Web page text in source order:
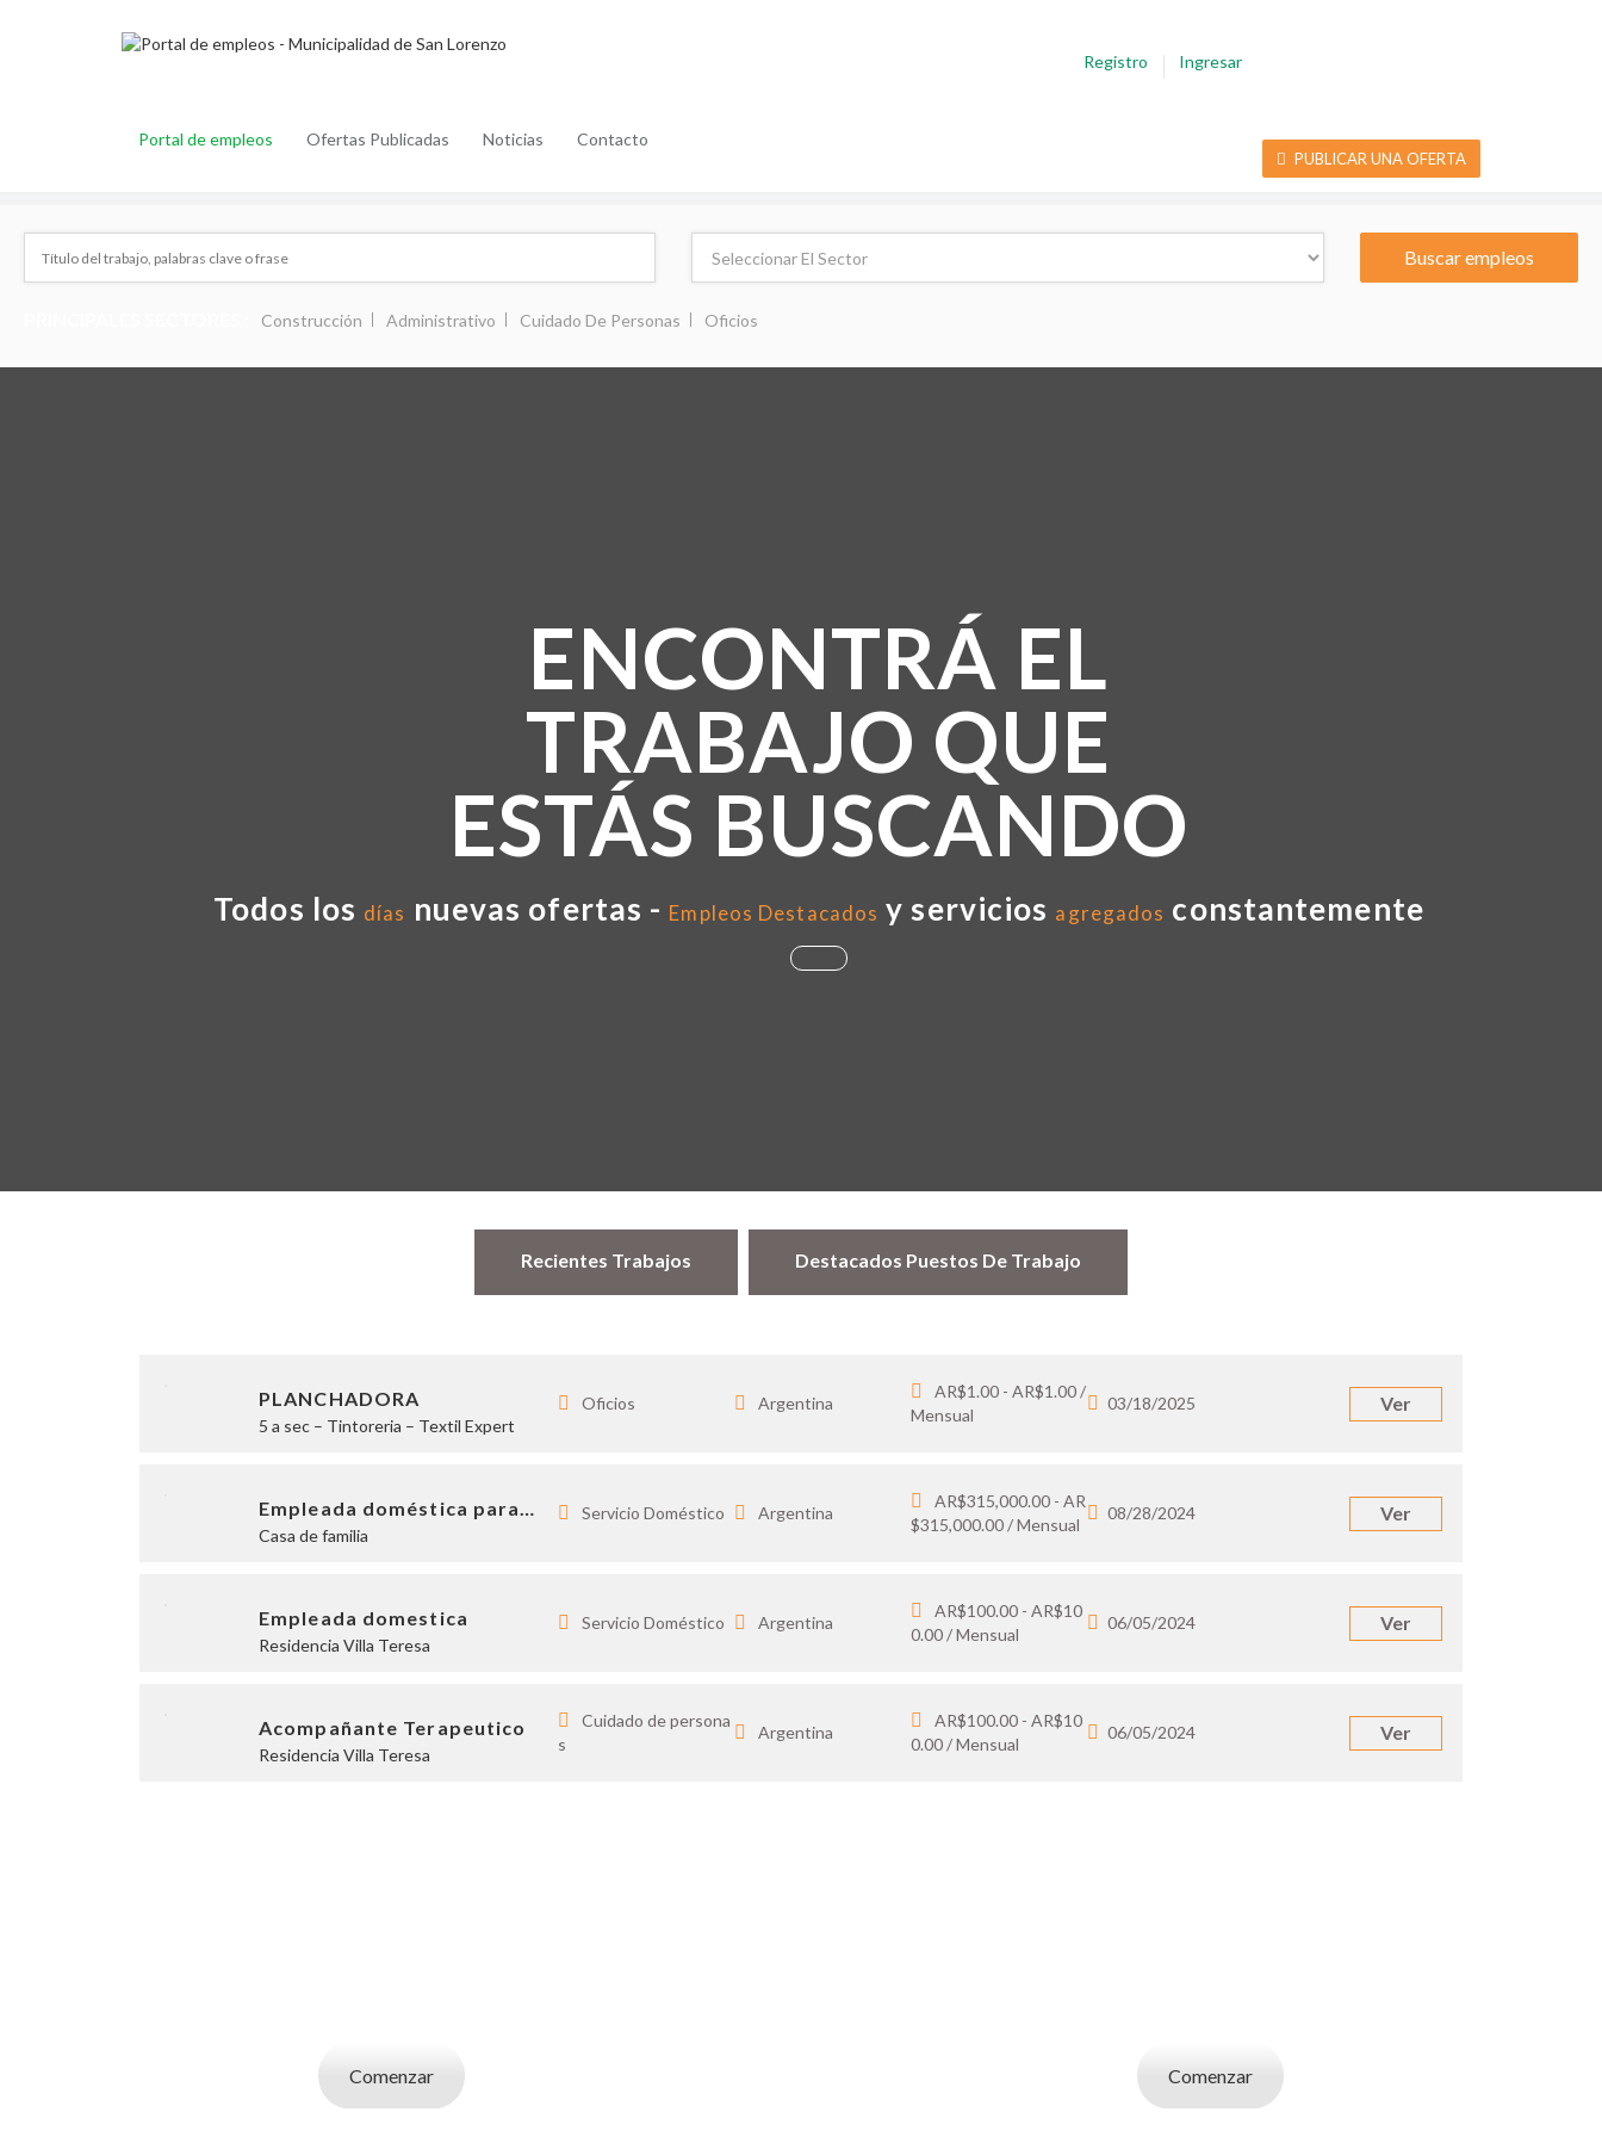
Portal de empleos Ofertas Publicadas Noticias Contacto
Registro Ingresar
PUBLICAR UNA OFERTA
Construcción Administrativo Cuidado De Personas Oficios
ENCONTRÁ EL
TRABAJO QUE
ESTÁS BUSCANDO
Todos los días nuevas ofertas - Empleos Destacados y servicios agregados constantemente
Recientes Trabajos Destacados Puestos De Trabajo
PLANCHADORA
5 a sec – Tintoreria – Textil Expert
Oficios Argentina
AR$1.00 - AR$1.00 /
Mensual
03/18/2025 Ver
Empleada doméstica para…
Casa de familia
Servicio Doméstico Argentina
AR$315,000.00 - AR
$315,000.00 / Mensual
08/28/2024 Ver
Empleada domestica
Residencia Villa Teresa
Servicio Doméstico Argentina
AR$100.00 - AR$10
0.00 / Mensual
06/05/2024 Ver
Acompañante Terapeutico
Residencia Villa Teresa
Cuidado de persona
s
Argentina
AR$100.00 - AR$10
0.00 / Mensual
06/05/2024 Ver
Comenzar Comenzar